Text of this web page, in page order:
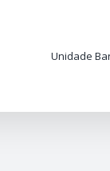
Unidade